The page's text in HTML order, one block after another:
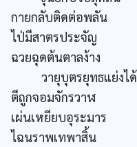
กายกลับติดต่อพลัน
ไป่มีสาตรประจัญ
ฉวยฉุดต้นตาลง้าง
วายุบุตรยุทธแย่งได้
ตีถูกจอมจักรวาฬ
เผ่นเหยียบอุระมาร
ไฉนราพเทพาสิ้น